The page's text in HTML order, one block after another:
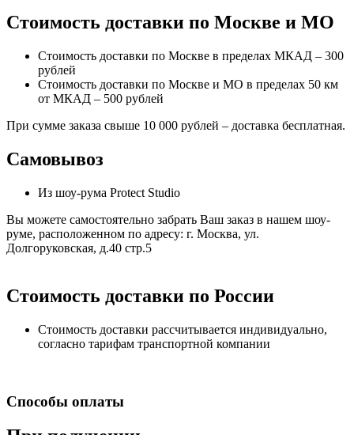
Стоимость доставки по Москве и МО
Стоимость доставки по Москве в пределах МКАД – 300
рублей
Стоимость доставки по Москве и МО в пределах 50 км
от МКАД – 500 рублей
При сумме заказа свыше 10 000 рублей – доставка бесплатная.
Самовывоз
Из шоу-рума Protect Studio
Вы можете самостоятельно забрать Ваш заказ в нашем шоу-
руме, расположенном по адресу: г. Москва, ул.
Долгоруковская, д.40 стр.5
Стоимость доставки по России
Стоимость доставки рассчитывается индивидуально,
согласно тарифам транспортной компании
Способы оплаты